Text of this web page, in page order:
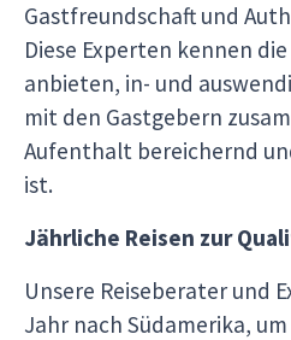
Gastfreundschaft und
Diese Experten kennen
anbieten, in- und
mit den Gastgebern
Aufenthalt bereichernd
ist.
Jährliche Reisen zur
Unsere Reiseberater und
Jahr nach Südamerika,